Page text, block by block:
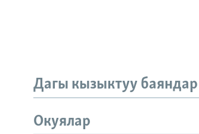
Дагы кызыктуу баяндар
Окуялар